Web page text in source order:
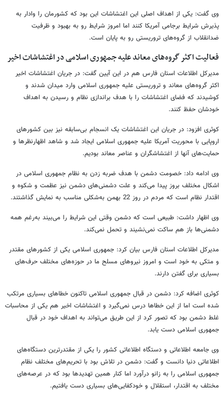
وی گفت: یکی از اهداف اصلی این اغتشاشات این بود که کشورمان را وادار به
پذیرش شرایط برجامی آمریکا کنند اما امروز شرایط رو به بهبود و ظرفیت
ضدانقلاب از گروه‌های تروریستی رو به پایان است.
فعالیت اکثر گروه‌های معاند علیه جمهوری اسلامی در اغتشاشات اخیر
مدیرکل اطلاعات استان فارس هم در این آیین گفت: در جریان اغتشاشات اخیر
اکثر گروه‌های معاند و تروریستی علیه جمهوری اسلامی وارد میدان شدند و
کوشیدند که فضای اغتشاشات را با هدف براندازی نظام و رسیدن به اهداف
خودشان حفظ کنند.
کوثری افزود: در جریان این اغتشاشات یک انسجام بی‌سابقه نیز بین کشورهای
اروپایی با محوریت آمریکا علیه جمهوری اسلامی ایجاد شد و شاهد اظهارنظرها و
حمایت‌های آنها از اغتشاشگران و عناصر معاند بودیم.
وی ادامه داد: خصومت دشمن با هدف ضربه زدن به نظام جمهوری اسلامی در
اشکال مختلف بروز پیدا می‌کند و علت دشمنی‌های دشمن نیز عظمت و شکوه و
اقتدار نظام است که مردم در روز 22 بهمن به‌شکلی مناسب به نمایش گذاشتند.
وی اظهار داشت: طبیعی است که دشمن وقتی این شرایط را می‌بیند به‌رغم همه
دشمنی‌ها باز هم ساکت نمی‌نشیند و تحمل نمی‌کند.
مدیرکل اطلاعات استان فارس بیان کرد: جمهوری اسلامی یکی از کشورهای مقتدر
و متکی به خود است و امروز نیروهای مسلح ما در حوزه‌های مختلف حرف‌های
بسیاری برای گفتن دارند.
کوثری اضافه کرد: دشمن در قبال جمهوری اسلامی تاکنون خطاهای بسیاری مرتکب
شده است اما از این خطاها درس نمی‌گیرد و اغتشاشات اخیر هم یکی از محاسبات
غلط دشمن بود که تصور کرد از این طریق می‌تواند به اهداف خود در قبال
جمهوری اسلامی دست یابد.
وی جامعه اطلاعاتی و دستگاه اطلاعاتی کشور را یکی از مقتدرترین دستگاه‌های
اطلاعاتی دنیا دانست و گفت: دشمن در تلاش بود با تحریم‌های مختلف نظام
جمهوری اسلامی را به زانو درآورد اما کنار همین تهدیدها بود که در عرصه‌های
مختلف به اقتدار، استقلال و خودکفایی‌های بسیاری دست یافتیم.